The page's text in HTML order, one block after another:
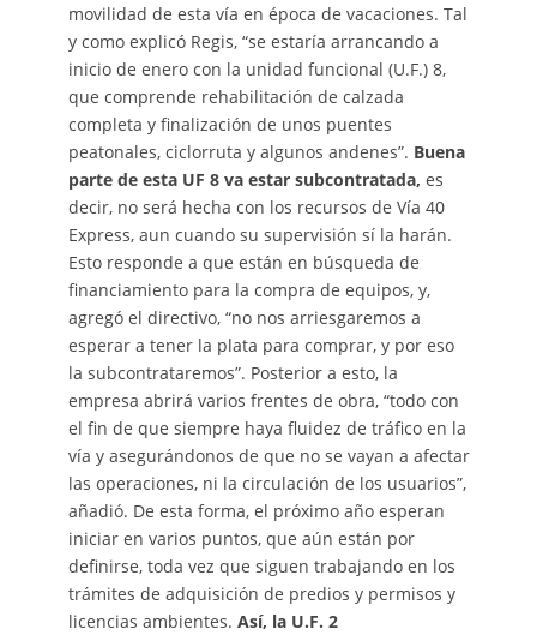
movilidad de esta vía en época de vacaciones. Tal
y como explicó Regis, “se estaría arrancando a
inicio de enero con la unidad funcional (U.F.) 8,
que comprende rehabilitación de calzada
completa y finalización de unos puentes
peatonales, ciclorruta y algunos andenes”. Buena
parte de esta UF 8 va estar subcontratada, es
decir, no será hecha con los recursos de Vía 40
Express, aun cuando su supervisión sí la harán.
Esto responde a que están en búsqueda de
financiamiento para la compra de equipos, y,
agregó el directivo, “no nos arriesgaremos a
esperar a tener la plata para comprar, y por eso
la subcontrataremos”. Posterior a esto, la
empresa abrirá varios frentes de obra, “todo con
el fin de que siempre haya fluidez de tráfico en la
vía y asegurándonos de que no se vayan a afectar
las operaciones, ni la circulación de los usuarios”,
añadió. De esta forma, el próximo año esperan
iniciar en varios puntos, que aún están por
definirse, toda vez que siguen trabajando en los
trámites de adquisición de predios y permisos y
licencias ambientes. Así, la U.F. 2